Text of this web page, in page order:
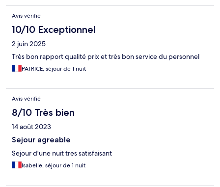
Avis vérifié
10/10 Exceptionnel
2 juin 2025
Très bon rapport qualité prix et très bon service du personnel
PATRICE, séjour de 1 nuit
Avis vérifié
8/10 Très bien
14 août 2023
Sejour agreable
Sejour d'une nuit tres satisfaisant
Isabelle, séjour de 1 nuit